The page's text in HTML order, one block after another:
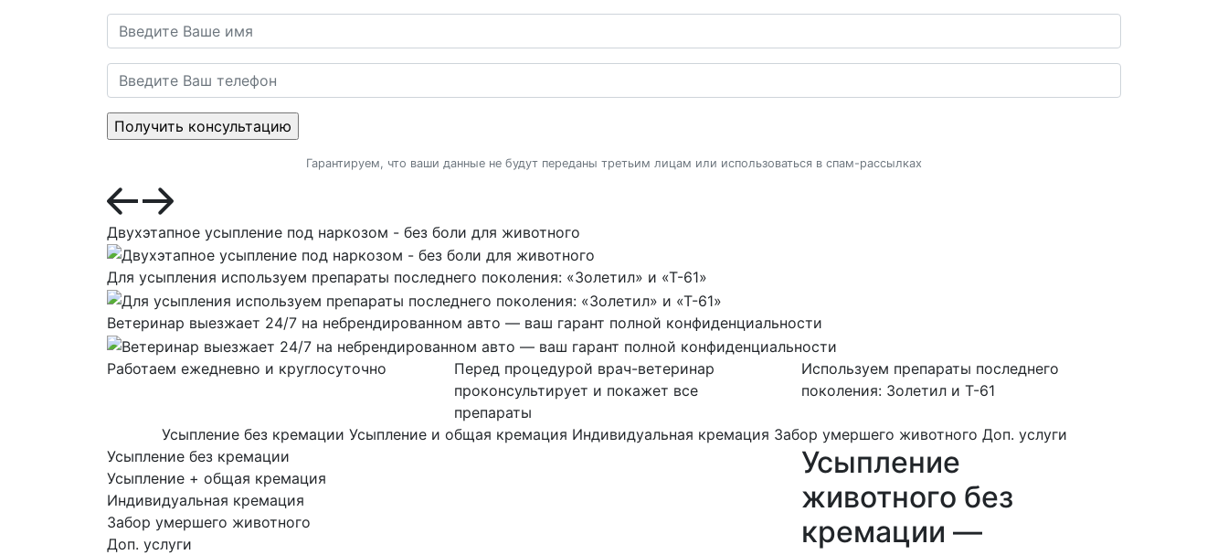
Гарантируем, что ваши данные не будут переданы третьим лицам или использоваться в спам-рассылках
Двухэтапное усыпление под наркозом - без боли для животного
Для усыпления используем препараты последнего поколения: «Золетил» и «Т-61»
Ветеринар выезжает 24/7 на небрендированном авто — ваш гарант полной конфиденциальности
Работаем ежедневно и круглосуточно
Перед процедурой врач-ветеринар
проконсультирует и покажет все
препараты
Используем препараты последнего
поколения: Золетил и Т-61
Усыпление без кремации Усыпление и общая кремация Индивидуальная кремация Забор умершего животного Доп. услуги
Усыпление без кремации
Усыпление + общая кремация
Индивидуальная кремация
Забор умершего животного
Доп. услуги
Усыпление
животного без
кремации —